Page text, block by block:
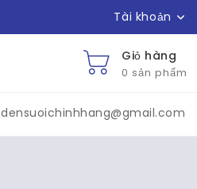
Tài khoản
Giỏ hàng
0 sản phẩm
densuoichinhhang@gmail.com